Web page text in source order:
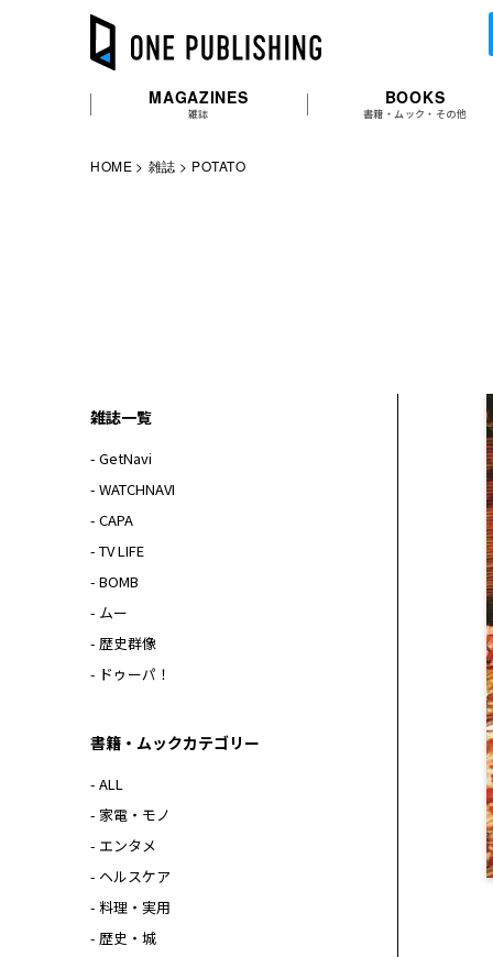
MAGAZINES
雑誌
BOOKS
書籍・ムック・その他
HOME 雑誌 POTATO
雑誌一覧
- GetNavi
- WATCHNAVI
- CAPA
- TV LIFE
- BOMB
- ムー
- 歴史群像
- ドゥーパ！
書籍・ムックカテゴリー
- ALL
- 家電・モノ
- エンタメ
- ヘルスケア
- 料理・実用
- 歴史・城